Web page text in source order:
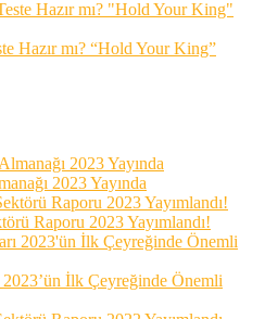
Hazır mı? “Hold Your King”
2023 Yayında
Raporu 2023 Yayımlandı!
İlk Çeyreğinde Önemli